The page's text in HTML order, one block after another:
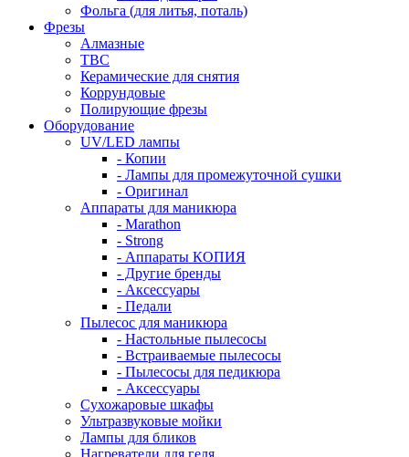
Фольга (для литья, поталь)
Фрезы
Алмазные
ТВС
Керамические для снятия
Коррундовые
Полирующие фрезы
Оборудование
UV/LED лампы
- Копии
- Лампы для промежуточной сушки
- Оригинал
Аппараты для маникюра
- Marathon
- Strong
- Аппараты КОПИЯ
- Другие бренды
- Аксессуары
- Педали
Пылесос для маникюра
- Настольные пылесосы
- Встраиваемые пылесосы
- Пылесосы для педикюра
- Аксессуары
Сухожаровые шкафы
Ультразвуковые мойки
Лампы для бликов
Нагреватели для геля